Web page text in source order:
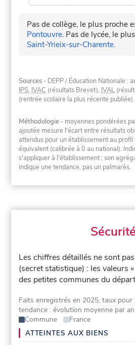
Pas de collège, le plus proche
Pontouvre. Pas de lycée, le
Saint-Yrieix-sur-Charente.
Sources - DEPP / Éducation Nationale :
IPS, IVAC (résultats Brevet), IVAL
(rentrée scolaire la plus récente publiée).
Méthodologie - moyennes pondérées
ajoutée mesure l'écart entre résultats
attendus pour un établissement au
équivalent (calibrée à 0 au national).
s'appliquer à l'établissement ; son
indique une tendance, pas un palmarès.
Sécurité
Les chiffres détaillés ne sont
(secret statistique) : les valeurs
des petites communes du
Faits enregistrés en 2025, taux
tendance : évolution moyenne par
Commune
France
ATTEINTES AUX BIENS